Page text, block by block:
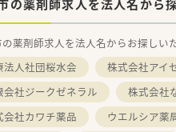
の薬剤師求人を法人名から
薬剤師求人を法人名からお探しい
法人社団桜水会
株式会社アイ
会社ジークゼネラル
株式会社
会社カワチ薬品
ウエルシア薬